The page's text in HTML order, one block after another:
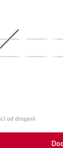
od drogerii.